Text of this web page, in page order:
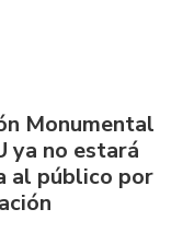
Monumental
ya no estará
al público por